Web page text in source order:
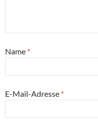
Name *
E-Mail-Adresse *